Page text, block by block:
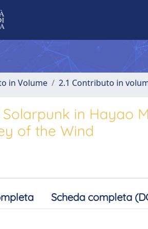
in Volume 2.1 Contributo in
in Hayao
of the Wind
Scheda completa